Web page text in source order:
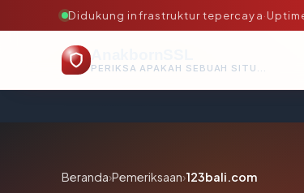
Didukung infrastruktur tepercaya·
PERIKSA APAKAH SEBUAH SITUS AMAN, TEPERCAYA, DAN TERVERIFIKASI DALAM HITUNGAN DETIK.
Beranda›Pemeriksaan›123bali.com